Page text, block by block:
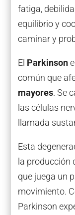
fatiga,
equilibrio y
caminar y
El Parkinson
común que
mayores. Se
las células
llamada
Esta
la producción
que juega un
movimiento.
Parkinson